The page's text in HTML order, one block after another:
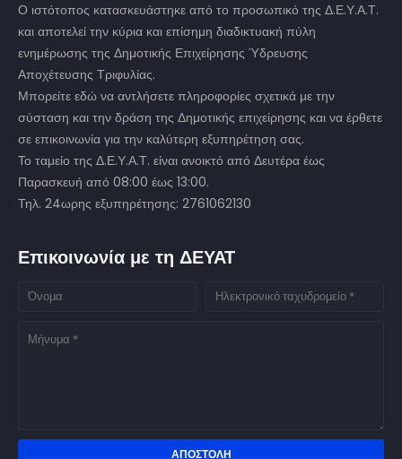
Ο ιστότοπος κατασκευάστηκε από το προσωπικό της Δ.Ε.Υ.Α.Τ.
και αποτελεί την κύρια και επίσημη διαδικτυακή πύλη
ενημέρωσης της Δημοτικής Επιχείρησης Ύδρευσης
Αποχέτευσης Τριφυλίας.
Μπορείτε εδώ να αντλήσετε πληροφορίες σχετικά με την
σύσταση και την δράση της Δημοτικής επιχείρησης και να έρθετε
σε επικοινωνία για την καλύτερη εξυπηρέτηση σας.
Το ταμείο της Δ.Ε.Υ.Α.Τ. είναι ανοικτό από Δευτέρα έως
Παρασκευή από 08:00 έως 13:00.
Τηλ. 24ωρης εξυπηρέτησης: 2761062130
Επικοινωνία με τη ΔΕΥΑΤ